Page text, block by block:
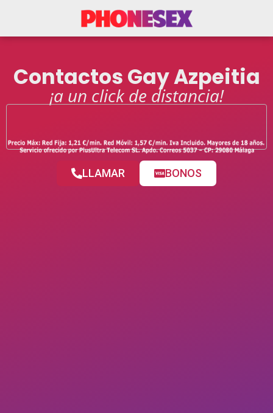
Contactos Gay Azpeitia
¡a un click de distancia!
LLAMAR BONOS